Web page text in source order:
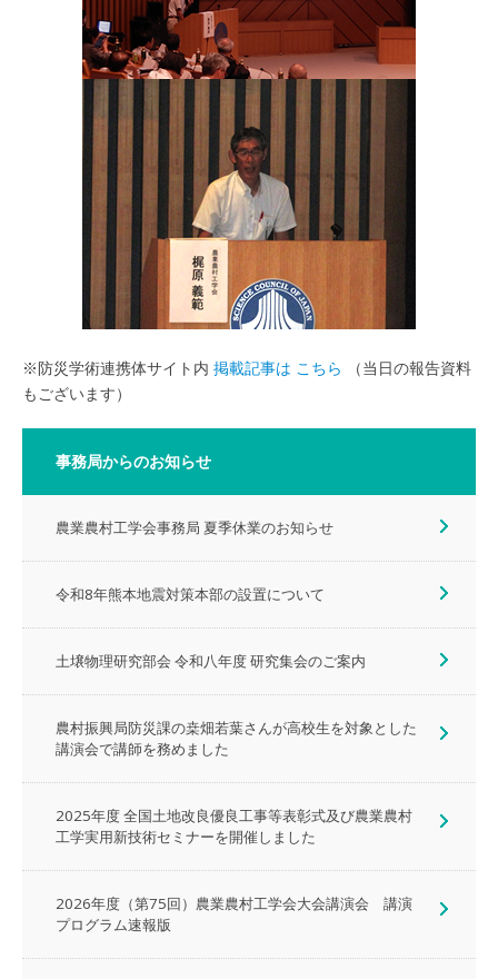
※防災学術連携体サイト内 掲載記事は こちら
（当日の報告資料
もございます）
事務局からのお知らせ
農業農村工学会事務局 夏季休業のお知らせ
令和8年熊本地震対策本部の設置について
土壌物理研究部会 令和八年度 研究集会のご案内
農村振興局防災課の桒畑若葉さんが高校生を対象とした
講演会で講師を務めました
2025年度 全国土地改良優良工事等表彰式及び農業農村
工学実用新技術セミナーを開催しました
2026年度（第75回）農業農村工学会大会講演会 講演
プログラム速報版